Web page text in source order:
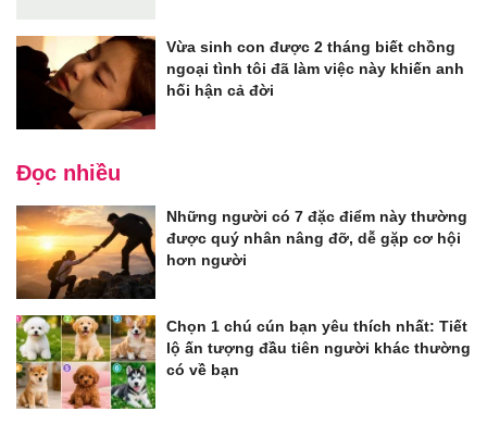
Vừa sinh con được 2 tháng biết chồng
ngoại tình tôi đã làm việc này khiến anh
hối hận cả đời
Đọc nhiều
Những người có 7 đặc điểm này thường
được quý nhân nâng đỡ, dễ gặp cơ hội
hơn người
Chọn 1 chú cún bạn yêu thích nhất: Tiết
lộ ấn tượng đầu tiên người khác thường
có về bạn